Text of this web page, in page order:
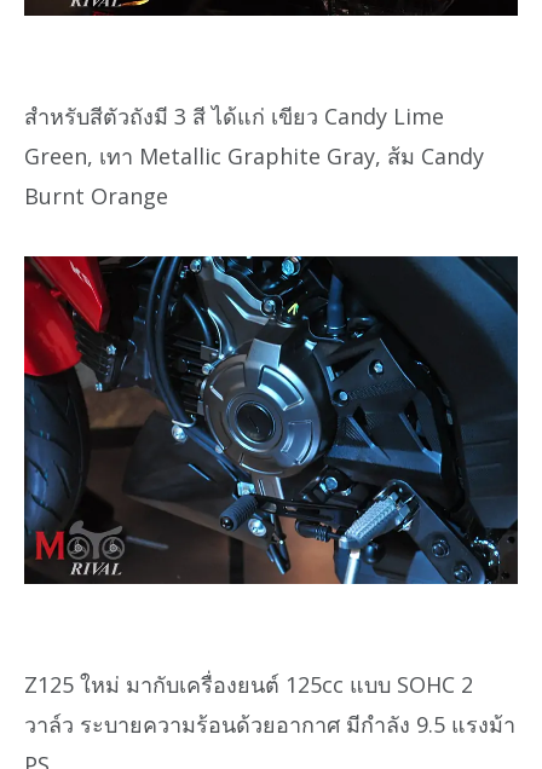
สำหรับสีตัวถังมี 3 สี ได้แก่ เขียว Candy Lime
Green, เทา Metallic Graphite Gray, ส้ม Candy
Burnt Orange
Z125 ใหม่ มากับเครื่องยนต์ 125cc แบบ SOHC 2
วาล์ว ระบายความร้อนด้วยอากาศ มีกำลัง 9.5 แรงม้า